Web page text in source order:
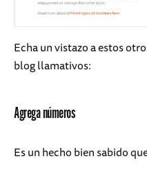
Echa un vistazo a estos
blog llamativos:
Agrega números
Es un hecho bien sabido